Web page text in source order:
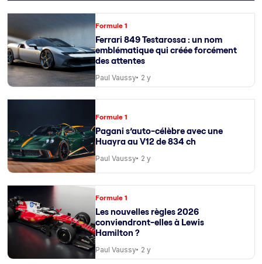
Formule 1
Ferrari 849 Testarossa : un nom
emblématique qui créée forcément
des attentes
Paul Vaussy 2 y
Formule 1
Pagani s’auto-célèbre avec une
Huayra au V12 de 834 ch
Paul Vaussy 2 y
Formule 1
Les nouvelles règles 2026
conviendront-elles à Lewis
Hamilton ?
Paul Vaussy 2 y